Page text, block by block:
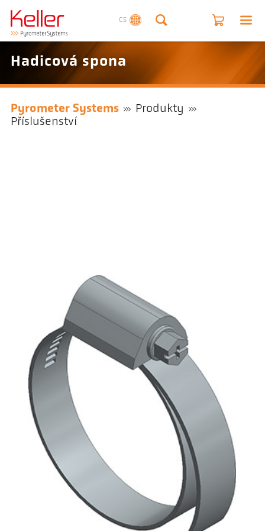
CS
Hadicová spona
Pyrometer Systems
Produkty
Příslušenství